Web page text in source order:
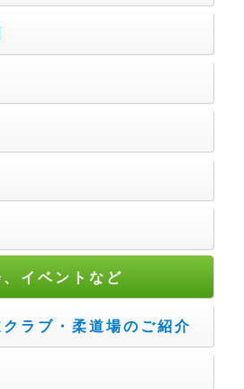
イベントなど
ラブ・柔道場のご紹介